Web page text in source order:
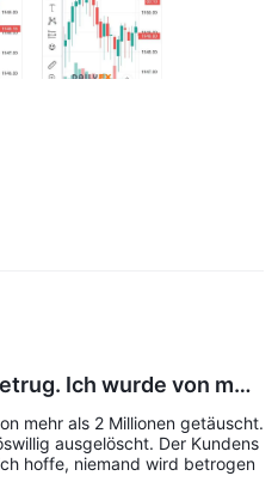
Ich wurde von meh
Die führende Person
Der Kundenservic
ich hoffe, niemand wir
mehr als 2 Millionen getäuscht.
ausgelöscht. Der Kundens
hoffe, niemand wird betrogen